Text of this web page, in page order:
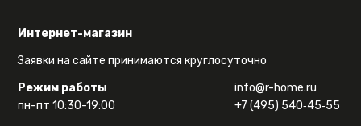
Интернет-магазин
Заявки на сайте принимаются круглосуточно
Режим работы
пн-пт 10:30-19:00
info@r-home.ru
+7 (495) 540‑45‑55